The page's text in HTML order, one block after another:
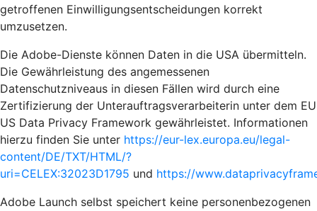
getroffenen Einwilligungsentscheidungen korrekt
umzusetzen.
Die Adobe-Dienste können Daten in die USA übermitteln.
Die Gewährleistung des angemessenen
Datenschutzniveaus in diesen Fällen wird durch eine
Zertifizierung der Unterauftragsverarbeiterin unter dem EU
US Data Privacy Framework gewährleistet. Informationen
hierzu finden Sie unter https://eur-lex.europa.eu/legal-
content/DE/TXT/HTML/?
uri=CELEX:32023D1795 und https://
Adobe Launch selbst speichert keine personenbezogenen